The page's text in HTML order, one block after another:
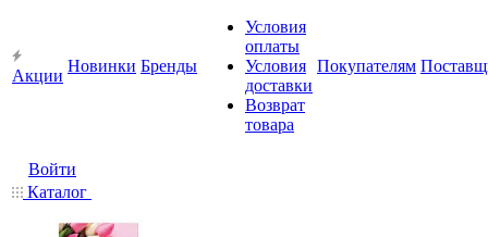
Акции
Новинки Бренды
Условия
оплаты
Условия
доставки
Возврат
товара
Покупателям
Войти
Каталог